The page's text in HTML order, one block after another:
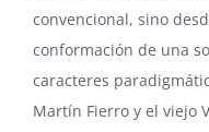
convencional, sino
conformación de una
caracteres
Martín Fierro y el viejo